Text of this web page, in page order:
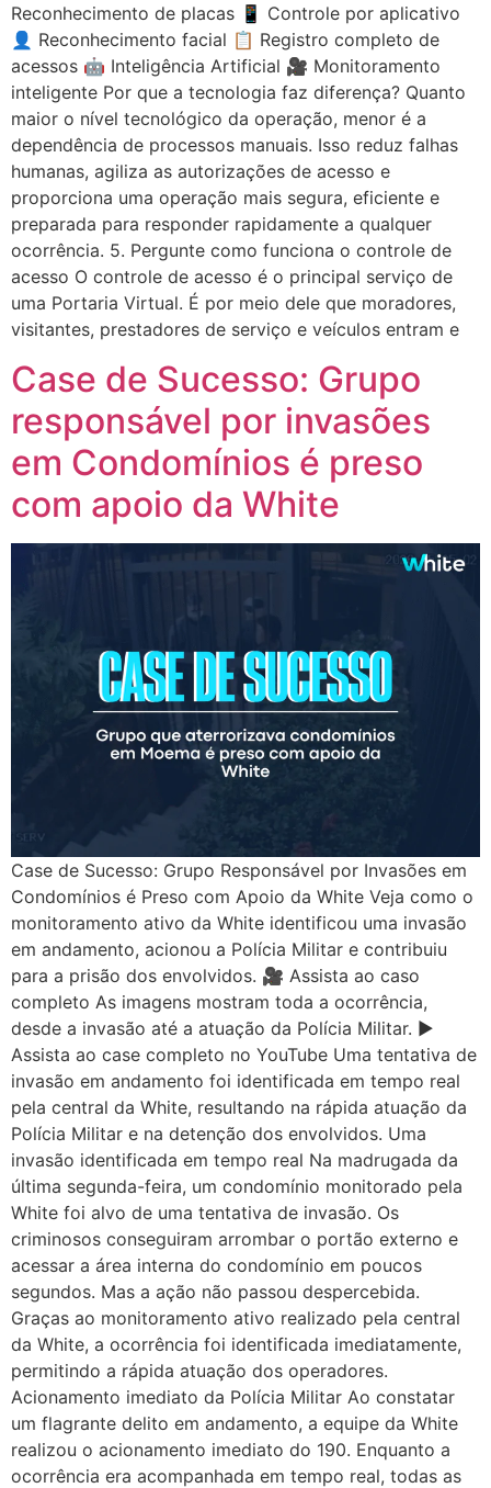
Reconhecimento de placas 📱 Controle por aplicativo
👤 Reconhecimento facial 📋 Registro completo de
acessos 🤖 Inteligência Artificial 🎥 Monitoramento
inteligente Por que a tecnologia faz diferença? Quanto
maior o nível tecnológico da operação, menor é a
dependência de processos manuais. Isso reduz falhas
humanas, agiliza as autorizações de acesso e
proporciona uma operação mais segura, eficiente e
preparada para responder rapidamente a qualquer
ocorrência. 5. Pergunte como funciona o controle de
acesso O controle de acesso é o principal serviço de
uma Portaria Virtual. É por meio dele que moradores,
visitantes, prestadores de serviço e veículos entram e
Case de Sucesso: Grupo
responsável por invasões
em Condomínios é preso
com apoio da White
Case de Sucesso: Grupo Responsável por Invasões em
Condomínios é Preso com Apoio da White Veja como o
monitoramento ativo da White identificou uma invasão
em andamento, acionou a Polícia Militar e contribuiu
para a prisão dos envolvidos. 🎥 Assista ao caso
completo As imagens mostram toda a ocorrência,
desde a invasão até a atuação da Polícia Militar. ▶
Assista ao case completo no YouTube Uma tentativa de
invasão em andamento foi identificada em tempo real
pela central da White, resultando na rápida atuação da
Polícia Militar e na detenção dos envolvidos. Uma
invasão identificada em tempo real Na madrugada da
última segunda-feira, um condomínio monitorado pela
White foi alvo de uma tentativa de invasão. Os
criminosos conseguiram arrombar o portão externo e
acessar a área interna do condomínio em poucos
segundos. Mas a ação não passou despercebida.
Graças ao monitoramento ativo realizado pela central
da White, a ocorrência foi identificada imediatamente,
permitindo a rápida atuação dos operadores.
Acionamento imediato da Polícia Militar Ao constatar
um flagrante delito em andamento, a equipe da White
realizou o acionamento imediato do 190. Enquanto a
ocorrência era acompanhada em tempo real, todas as